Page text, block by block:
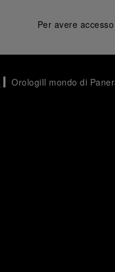
Per avere
OrologiIl mondo di